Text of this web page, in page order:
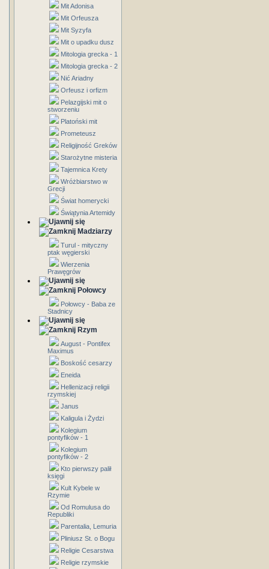
Mit Adonisa
Mit Orfeusza
Mit Syzyfa
Mit o upadku dusz
Mitologia grecka - 1
Mitologia grecka - 2
Nić Ariadny
Orfeusz i orfizm
Pelazgijski mit o
stworzeniu
Platoński mit
Prometeusz
Religijność Greków
Starożytne misteria
Tajemnica Krety
Wróżbiarstwo w
Grecji
Świat homerycki
Świątynia Artemidy
Madziarzy
Turul - mityczny
ptak węgierski
Wierzenia
Prawęgrów
Połowcy
Połowcy - Baba ze
Stadnicy
Rzym
August - Pontifex
Maximus
Boskość cesarzy
Eneida
Hellenizacji religii
rzymskiej
Janus
Kaligula i Żydzi
Kolegium
pontyfików - 1
Kolegium
pontyfików - 2
Kto pierwszy palił
księgi
Kult Kybele w
Rzymie
Od Romulusa do
Republiki
Parentalia, Lemuria
Pliniusz St. o Bogu
Religie Cesarstwa
Religie rzymskie